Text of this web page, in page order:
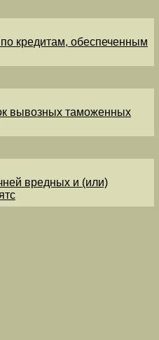
кредитам, обеспеченным
вывозных таможенных
вредных и (или)